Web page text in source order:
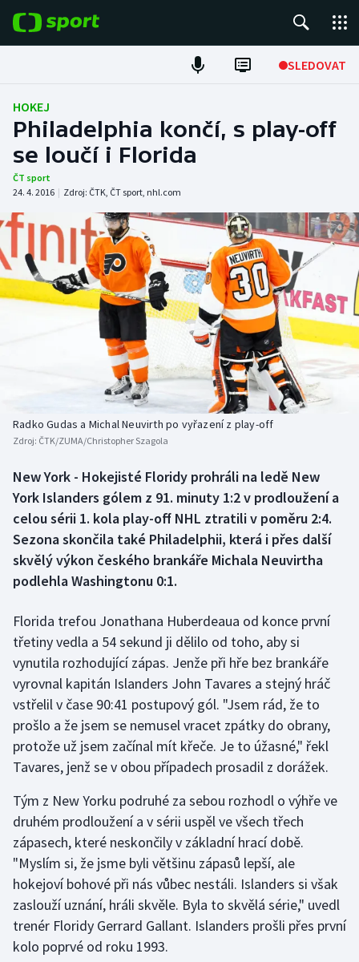
SLEDOVAT
Fotbal
Hokej
Tenis
Cyklistika
DALŠÍ SPORTY
Americký fotbal
Baseball a softbal
Biatlon
Boby a skeleton
Box
Curling
Florbal
Futsal
Golf
Gymnastika
Házená
Jezdectví
Judo
Krasobruslení
Lezení
NEPŘEHLÉDNĚTE
Historické návraty
Aplikace ČT sport
AZ kvíz
HOKEJ
Philadelphia končí, s play-off
se loučí i Florida
ČT sport
24. 4. 2016 | Zdroj: ČTK, ČT sport, nhl.com
Radko Gudas a Michal Neuvirth po vyřazení z play-off
Zdroj: ČTK/ZUMA/Christopher Szagola
New York - Hokejisté Floridy prohráli na ledě New
York Islanders gólem z 91. minuty 1:2 v prodloužení a
celou sérii 1. kola play-off NHL ztratili v poměru 2:4.
Sezona skončila také Philadelphii, která i přes další
skvělý výkon českého brankáře Michala Neuvirtha
podlehla Washingtonu 0:1.
Florida trefou Jonathana Huberdeaua od konce první
třetiny vedla a 54 sekund ji dělilo od toho, aby si
vynutila rozhodující zápas. Jenže při hře bez brankáře
vyrovnal kapitán Islanders John Tavares a stejný hráč
vstřelil v čase 90:41 postupový gól. "Jsem rád, že to
prošlo a že jsem se nemusel vracet zpátky do obrany,
protože už jsem začínal mít křeče. Je to úžasné," řekl
Tavares, jenž se v obou případech prosadil z dorážek.
Tým z New Yorku podruhé za sebou rozhodl o výhře ve
druhém prodloužení a v sérii uspěl ve všech třech
zápasech, které neskončily v základní hrací době.
"Myslím si, že jsme byli většinu zápasů lepší, ale
hokejoví bohové při nás vůbec nestáli. Islanders si však
zaslouží uznání, hráli skvěle. Byla to skvělá série," uvedl
trenér Floridy Gerrard Gallant. Islanders prošli přes první
kolo poprvé od roku 1993.